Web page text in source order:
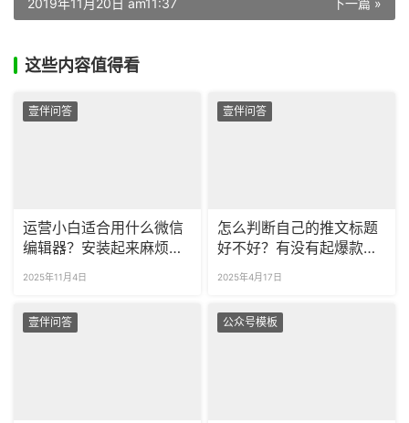
这些内容值得看
壹伴问答
运营小白适合用什么微信
编辑器？安装起来麻烦
2025年11月4日
壹伴问答
怎么判断自己的推文标题
好不好？有没有起爆款标
2025年4月17日
壹伴问答 公众号模板